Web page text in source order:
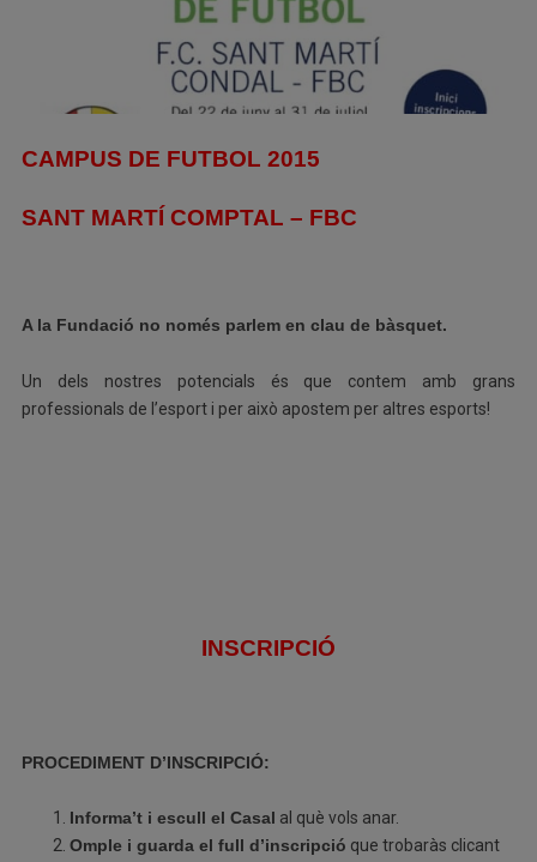
CAMPUS DE FUTBOL 2015
SANT MARTÍ COMPTAL – FBC
A la Fundació no només parlem en clau de bàsquet.
Un dels nostres potencials és que contem amb grans
professionals de l’esport i per això apostem per altres esports!
INSCRIPCIÓ
PROCEDIMENT D’INSCRIPCIÓ:
Informa’t i escull el Casal al què vols anar.
Omple i guarda el full d’inscripció que trobaràs clicant